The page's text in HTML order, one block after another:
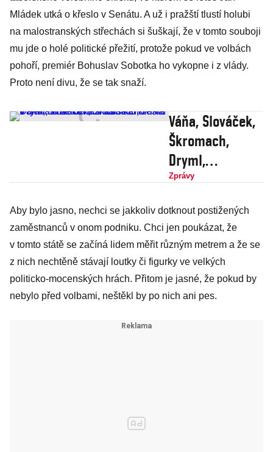
Mládek utká o křeslo v Senátu. A už i pražští tlustí holubi
na malostranských střechách si šuškají, že v tomto souboji
mu jde o holé politické přežití, protože pokud ve volbách
pohoří, premiér Bohuslav Sobotka ho vykopne i z vlády.
Proto není divu, že se tak snaží.
Váňa, Slováček,
Škromach,
Dryml,
Vitásková a
Senátu se
uchází 233
kandidátů
Zprávy
Aby bylo jasno, nechci se jakkoliv dotknout postižených
zaměstnanců v onom podniku. Chci jen poukázat, že
v tomto státě se začíná lidem měřit různým metrem a že se
z nich nechtěně stávají loutky či figurky ve velkých
politicko-mocenských hrách. Přitom je jasné, že pokud by
nebylo před volbami, neštěkl by po nich ani pes.